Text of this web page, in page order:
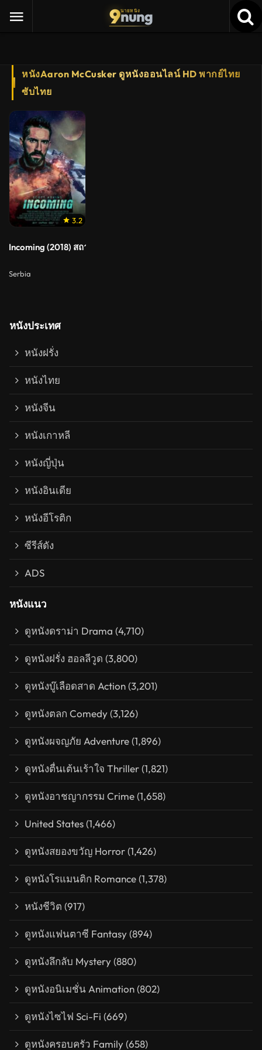
9นายหนัง
nung
หนังAaron McCusker ดูหนังออนไลน์ HD พากย์ไทย
ซับไทย
3.2
Incoming (2018) สถานีคุมขัง
Serbia
หนังประเทศ
หนังฝรั่ง
หนังไทย
หนังจีน
หนังเกาหลี
หนังญี่ปุ่น
หนังอินเดีย
หนังอีโรติก
ซีรีส์ดัง
ADS
หนังแนว
ดูหนังดราม่า Drama (4,710)
ดูหนังฝรั่ง ฮอลลีวูด (3,800)
ดูหนังบู๊เลือดสาด Action(3,201)
ดูหนังตลก Comedy(3,126)
ดูหนังผจญภัย Adventure(1,896)
ดูหนังตื่นเต้นเร้าใจ Thriller(1,821)
ดูหนังอาชญากรรม Crime(1,658)
United States(1,466)
ดูหนังสยองขวัญ Horror(1,426)
ดูหนังโรแมนติก Romance(1,378)
หนังชีวิต (917)
ดูหนังแฟนตาซี Fantasy(894)
ดูหนังลึกลับ Mystery(880)
ดูหนังอนิเมชั่น Animation(802)
ดูหนังไซไฟ Sci-Fi (669)
ดูหนังครอบครัว Family(658)